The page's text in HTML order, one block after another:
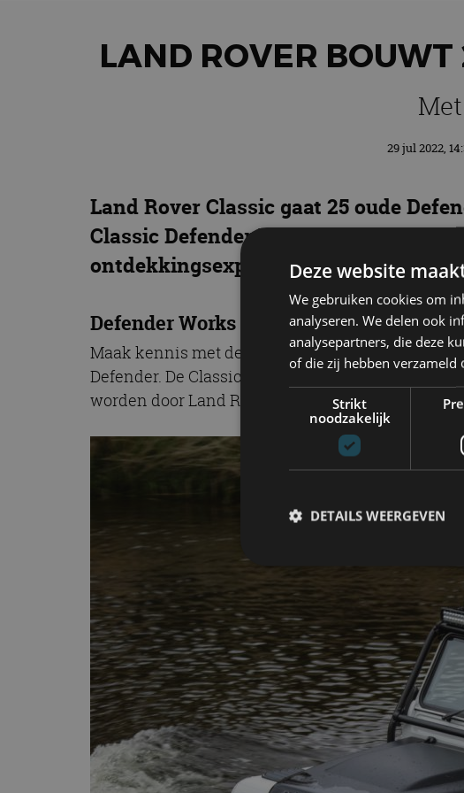
LAND ROVER BOUWT
29 jul 2022,
Land Rover Classic gaat 25 oude
Classic Defender Works V8 Trophy
ontdekkingsexpedities waaraan het
Defender Works V8 Trophy II
Maak kennis met de classic Land Rover
Defender. De Classic Defender Works V8 Trophy
worden door Land Rover Classic gestript en weer
Deze website
We gebruiken cookies om
analyseren. We delen ook
analysepartners, die deze
of die zij hebben
Strikt
noodzakelijk
DETAILS WEERGEVEN
Strikt
Strikt noodzakelijke cookies
accountbeheer. De website kan
Naam
Aanbieder
Domein
cf_clearance
Inc.
.autorai.nl